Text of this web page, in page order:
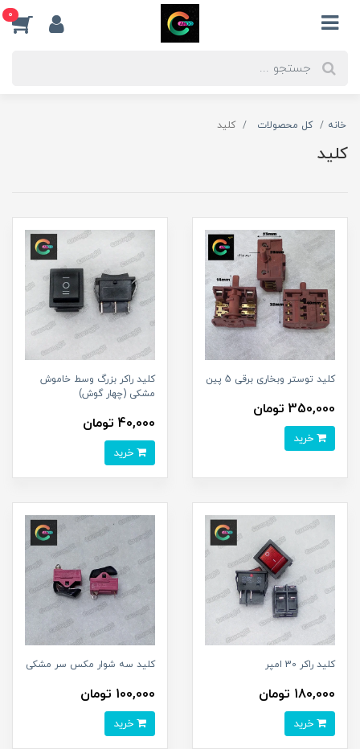
0
خانه کل محصولات کلید
کلید
کلید توستر وبخاری برقی 5 پین
350,000 تومان
کلید راکر بزرگ وسط خاموش
مشکی (چهار گوش)
40,000 تومان
کلید راکر 30 امپر
180,000 تومان
کلید سه شوار مکس سر مشکی
100,000 تومان